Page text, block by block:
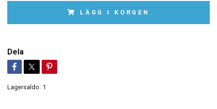
LÄGG I KORGEN
Dela
Lagersaldo: 1